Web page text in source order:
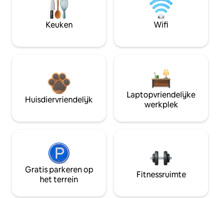
Keuken Wifi
Huisdiervriendelijk
Laptopvriendelijke
werkplek
Gratis parkeren op
het terrein
Fitnessruimte